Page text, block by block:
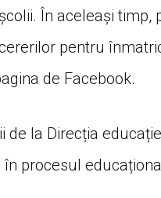
În aceleași timp,
pentru
de Facebook.
de la Direcția
procesul